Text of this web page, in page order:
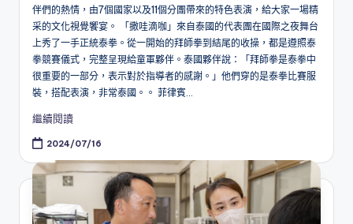
伴們的熱情，由7個國家以及11個分團帶來的特色表演，給大家一場精
采的文化視覺饗宴。 「撒哇滴咖」來自泰國的代表團在國際之夜舞台
上秀了一手正統泰拳。從一開始的拜師拳到結尾的收操，都是遵照泰
拳競賽儀式，完整呈現給童軍夥伴。泰國夥伴說：「拜師拳是泰拳中
很重要的一部分，表示對於指導者的感謝。」他們穿的是泰拳比賽服
裝，搭配表演，非常泰國。。 菲律賓...
繼續閱讀
2024/07/16